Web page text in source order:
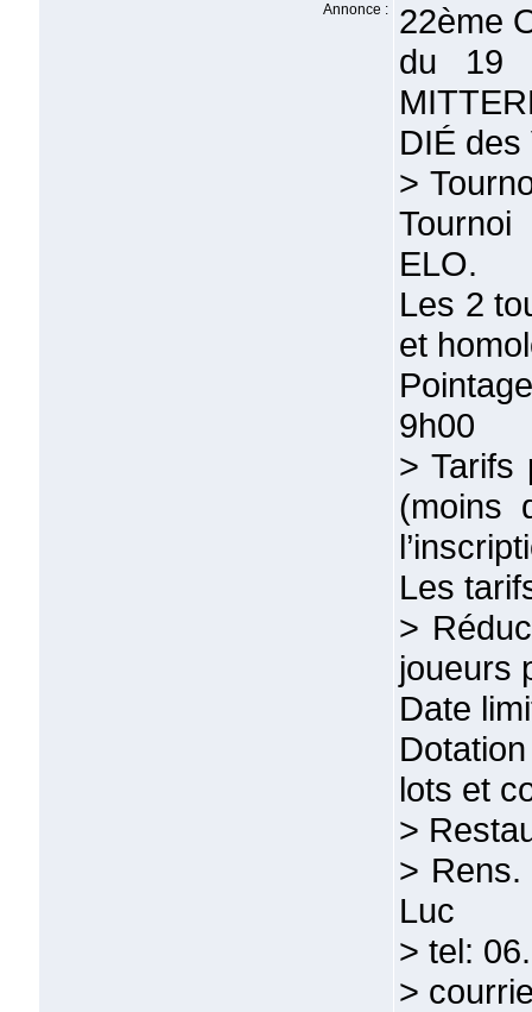
Annonce :
22ème
du 19
DIÉ
>
ELO.
Les 2
et
9h00
> Tarifs
(moins
Les
>
joueurs
Date
lots et
>
> Rens.
Luc
> tel:
>